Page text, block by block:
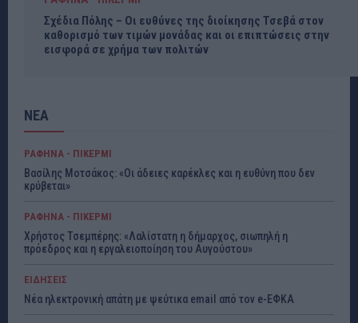
Σχέδια Πόλης – Οι ευθύνες της διοίκησης Τσεβά στον
καθορισμό των τιμών μονάδας και οι επιπτώσεις στην
εισφορά σε χρήμα των πολιτών
ΝΕΑ
ΡΑΦΗΝΑ - ΠΙΚΕΡΜΙ
Βασίλης Μοτσάκος: «Οι άδειες καρέκλες και η ευθύνη που δεν
κρύβεται»
ΡΑΦΗΝΑ - ΠΙΚΕΡΜΙ
Χρήστος Τσεμπέρης: «Λαλίστατη η δήμαρχος, σιωπηλή η
πρόεδρος και η εργαλειοποίηση του Αυγούστου»
ΕΙΔΗΣΕΙΣ
Νέα ηλεκτρονική απάτη με ψεύτικα email από τον e-ΕΦΚΑ